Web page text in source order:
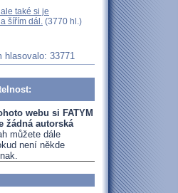
také si je
šířím dál. (3770 hl.)
hlasovalo: 33771
webu si FATYM
žádná autorská
můžete dále
není někde